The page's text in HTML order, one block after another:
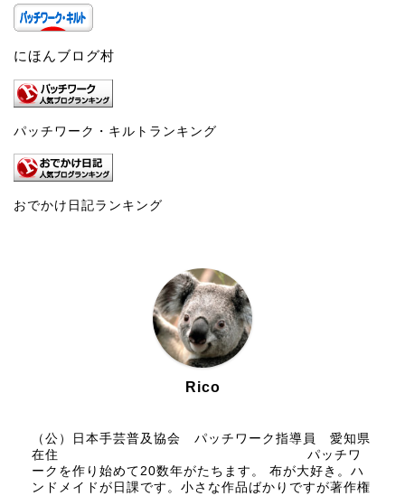
にほんブログ村
パッチワーク・キルトランキング
おでかけ日記ランキング
Rico
（公）日本手芸普及協会 パッチワーク指導員 愛知県
在住 パッチワ
ークを作り始めて20数年がたちます。 布が大好き。ハ
ンドメイドが日課です。小さな作品ばかりですが著作権